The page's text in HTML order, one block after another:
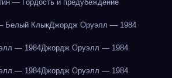
— Гордость и предубеждение
Белый КлыкДжордж Оруэлл — 1984
— 1984Джордж Оруэлл — 1984
— 1984Джордж Оруэлл — 1984